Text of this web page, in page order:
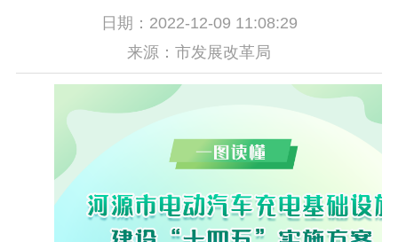
日期：2022-12-09 11:08:29
来源：市发展改革局